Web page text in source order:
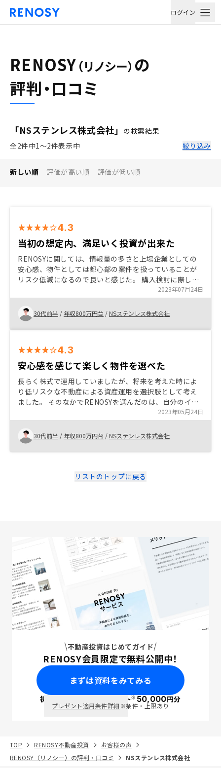
ログイン
RENOSY （リノシー） の
評判・口コミ
「NSステンレス株式会社」 の検索結果
全2件中1〜2件表示中
絞り込み
新しい順 評価が高い順 評価が低い順
4.3
当初の想定内、満足いく投資が出来た
RENOSYに関しては、情報量の多さと上場企業としての
安心感、物件としては都心部の案件を扱っていることが
リスク低減になるので良いと感じた。 購入検討に際して
は担当者と密なやり取りを得たうえで、自分にとって妥
協なく選んで頂きたい。
2023年07月24日
30代前半 / 年収800万円台 /NSステンレス株式会社
4.3
安心感を感じて楽しく物件を選べた
長らく株式で運用していましたが、将来を考えた時によ
り低リスクな不動産による資産運用を選択肢として考え
ました。 そのなかでRENOSYを選んだのは、自分のイメ
ージしている不動産投資の形と、該社が販売商品として
いる単身向け、都内近郊（ローリスク）で運用出来る形
が極めて近かったから。さらにAIによる物件選別や売却
にかかる出口戦略、及び上場しているという安全性に惹
かれて決めました。
2023年05月24日
30代前半 / 年収800万円台 /NSステンレス株式会社
リストのトップに戻る
不動産投資はじめてガイド
RENOSY会員限定で無料公開中！
まずは資料をみてみる
初回面談で ポイント※50,000円分
プレゼント適用条件詳細※条件・上限あり
TOP RENOSY不動産投資
お客様の声
RENOSY（リノシー）の評判・口コミ
NSステンレス株式会社